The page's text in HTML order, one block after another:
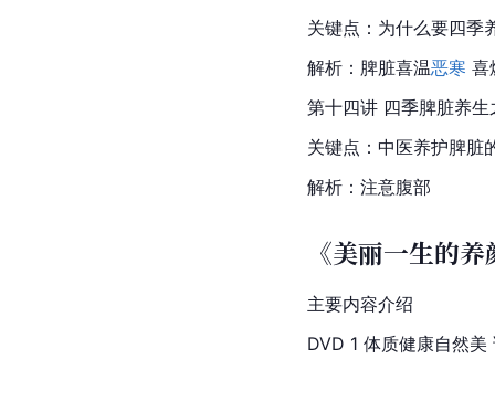
关键点：为什么要四季
解析：脾脏喜温恶寒 喜
第十四讲 四季脾脏养生
关键点：中医养护脾脏
解析：注意腹部
《美丽一生的
主要内容介绍
DVD 1 体质健康自然